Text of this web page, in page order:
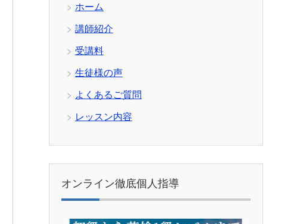
ホーム
講師紹介
受講料
生徒様の声
よくあるご質問
レッスン内容
オンライン徹底個人指導